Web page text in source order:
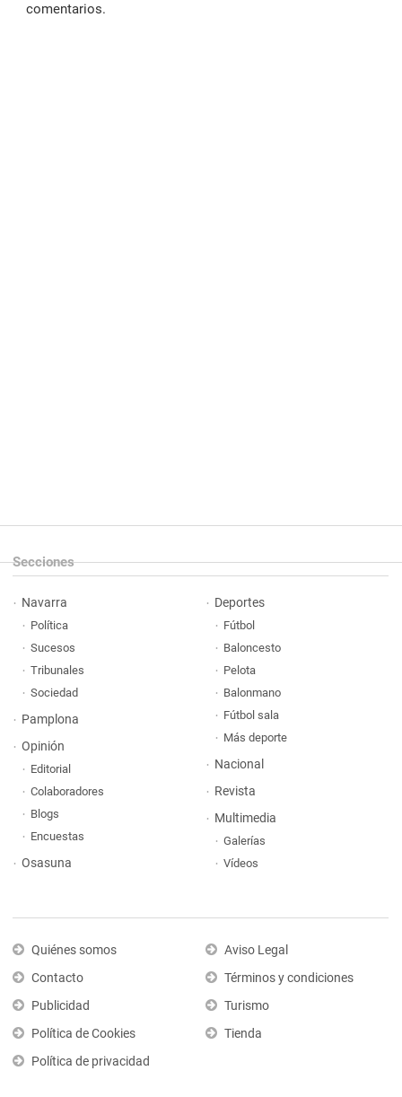
comentarios.
Secciones
Navarra
Política
Sucesos
Tribunales
Sociedad
Pamplona
Opinión
Editorial
Colaboradores
Blogs
Encuestas
Osasuna
Deportes
Fútbol
Baloncesto
Pelota
Balonmano
Fútbol sala
Más deporte
Nacional
Revista
Multimedia
Galerías
Vídeos
Quiénes somos
Contacto
Publicidad
Política de Cookies
Política de privacidad
Aviso Legal
Términos y condiciones
Turismo
Tienda